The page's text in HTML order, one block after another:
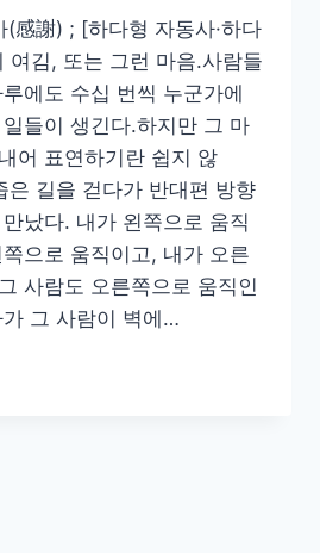
感謝) ; [하다형 자동사·하다
여김, 또는 그런 마음.사람들
에도 수십 번씩 누군가에
들이 생긴다.하지만 그 마
어 표연하기란 쉽지 않
은 길을 걷다가 반대편 방향
났다. 내가 왼쪽으로 움직
으로 움직이고, 내가 오른
사람도 오른쪽으로 움직인
그 사람이 벽에…